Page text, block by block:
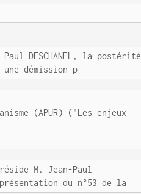
DESCHANEL, la postérité
démission p
(APUR) ("Les enjeux
M. Jean-Paul
du n°53 de la